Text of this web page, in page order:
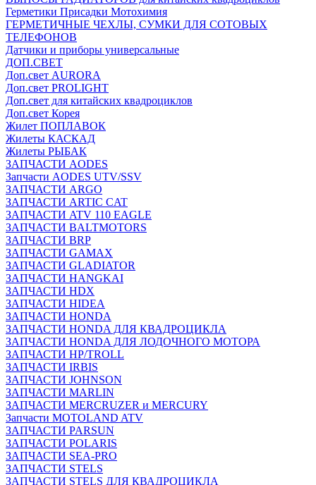
Герметики Присадки Мотохимия
ГЕРМЕТИЧНЫЕ ЧЕХЛЫ, СУМКИ ДЛЯ СОТОВЫХ
ТЕЛЕФОНОВ
Датчики и приборы универсальные
ДОП.СВЕТ
Доп.свет AURORA
Доп.свет PROLIGHT
Доп.свет для китайских квадроциклов
Доп.свет Корея
Жилет ПОПЛАВОК
Жилеты КАСКАД
Жилеты РЫБАК
ЗАПЧАСТИ AODES
Запчасти AODES UTV/SSV
ЗАПЧАСТИ ARGO
ЗАПЧАСТИ ARTIC CAT
ЗАПЧАСТИ ATV 110 EAGLE
ЗАПЧАСТИ BALTMOTORS
ЗАПЧАСТИ BRP
ЗАПЧАСТИ GAMAX
ЗАПЧАСТИ GLADIATOR
ЗАПЧАСТИ HANGKAI
ЗАПЧАСТИ HDX
ЗАПЧАСТИ HIDEA
ЗАПЧАСТИ HONDA
ЗАПЧАСТИ HONDA ДЛЯ КВАДРОЦИКЛА
ЗАПЧАСТИ HONDA ДЛЯ ЛОДОЧНОГО МОТОРА
ЗАПЧАСТИ HP/TROLL
ЗАПЧАСТИ IRBIS
ЗАПЧАСТИ JOHNSON
ЗАПЧАСТИ MARLIN
ЗАПЧАСТИ MERCRUZER и MERCURY
Запчасти MOTOLAND ATV
ЗАПЧАСТИ PARSUN
ЗАПЧАСТИ POLARIS
ЗАПЧАСТИ SEA-PRO
ЗАПЧАСТИ STELS
ЗАПЧАСТИ STELS ДЛЯ КВАДРОЦИКЛА